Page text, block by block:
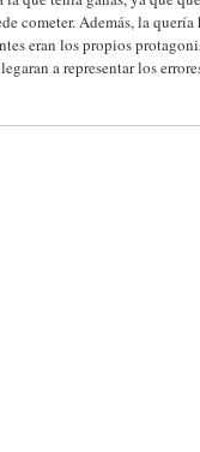
cometer. Además, la
eran los propios
a representar los